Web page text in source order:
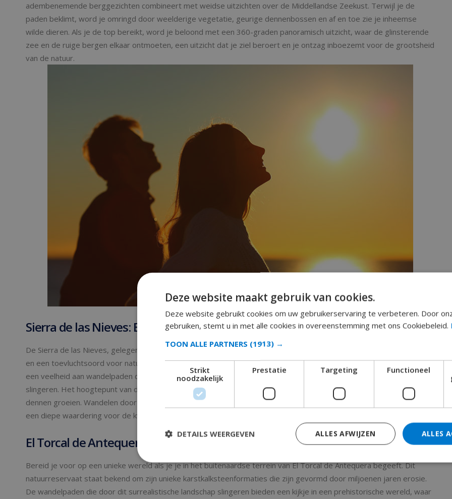
adembenemende berggezichten combineert met weidse uitzichten over de Middellandse Zeekust. Terwijl je de
paden beklimt, word je omringd door weelderige vegetatie, geurige dennenbossen en af en toe zie je inheemse
wilde dieren. Als je de top bereikt, word je beloond met een 360-graden panoramisch uitzicht, waar de glinsterende
zee en de ruige bergen elkaar ontmoeten, een uitzicht dat je ziel beroert en je ontzag inboezemt voor de grootsheid
van de natuur.
Sierra de las Nieves: Een biosfeerreservaat
De Sierra de las Nieves, gelegen in het binnenland van de bruisende kuststeden, is een UNESCO Biosfeerreservaat
en een toevluchtsoord voor natuurliefhebbers die op zoek zijn naar rust en natuurlijke schoonheid. Dit gebergte biedt
een veelheid aan wandelpaden die door dichte bossen, ongerepte rivieren en adembenemende watervallen
slingeren. Het hoogtepunt van de regio is het prachtige Pinsapo-bos, waar de zeldzame en eeuwenoude Spaanse
dennen groeien. Wandelen door deze eeuwenoude bossen roept een gevoel van empathie met het verleden op en
een diepe waardering voor de kwetsbare ecosystemen die in dit beschermde gebied gedijen.
El Torcal de Antequera: een surrealistisch kalksteenlandschap
Bereid je voor op een unieke wereld als je je in het buitenaardse terrein van El Torcal de Antequera begeeft. Dit
natuurreservaat staat bekend om zijn unieke karstkalksteenformaties die zijn gevormd door miljoenen jaren erosie.
De wandelpaden die door dit surrealistische landschap slingeren bieden een kijkje in een prehistorische wereld, waar
Deze website maakt gebruik van cookies.
Deze website gebruikt cookies om uw gebruikerservaring te verbeteren. Door
gebruiken, stemt u in met alle cookies in overeenstemming met ons Cookiebeleid.
TOON ALLE PARTNERS (1913) →
Strikt
noodzakelijk
Prestatie Targeting Functioneel
ALLES
ALLES AFWIJZEN
DETAILS WEERGEVEN